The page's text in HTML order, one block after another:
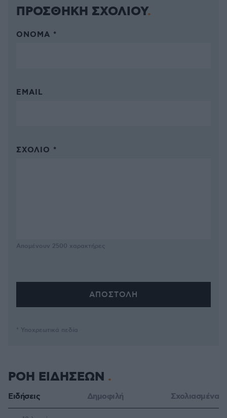
ΠΡΟΣΘΗΚΗ ΣΧΟΛΙΟΥ
ΌΝΟΜΑ *
EMAIL
ΣΧΌΛΙΟ *
Απομένουν 2500 χαρακτήρες
* Υποχρεωτικά πεδία
ΡΟΗ ΕΙΔΗΣΕΩΝ
Ειδήσεις Δημοφιλή Σχολιασμένα